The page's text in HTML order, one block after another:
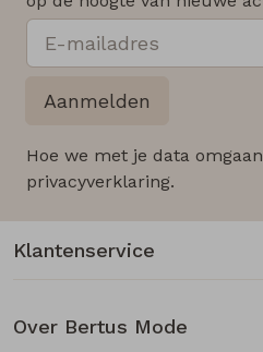
Aanmelden
Hoe we met je data
privacyverklaring.
Klantenservice
Over Bertus Mode